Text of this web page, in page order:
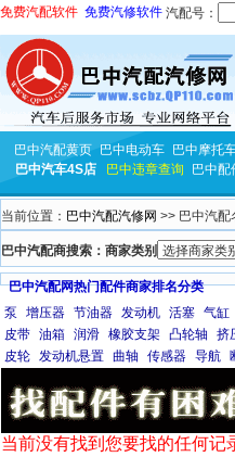
免费汽配软件 免费汽修软件 汽配号：
巴中汽配黄页 巴中电动车 巴中摩托
巴中汽车4S店
巴中违章查询 巴中配
当前位置： 巴中汽配汽修网 >> 巴中汽配
巴中汽配商搜索：商家类别
巴中汽配网热门配件商家排名分类
泵
增压器 节油器 发动机 活塞 气缸
皮带 油箱 润滑 橡胶支架 凸轮轴 挤
皮轮 发动机悬置 曲轴 传感器 导航
当前没有找到您要找的任何